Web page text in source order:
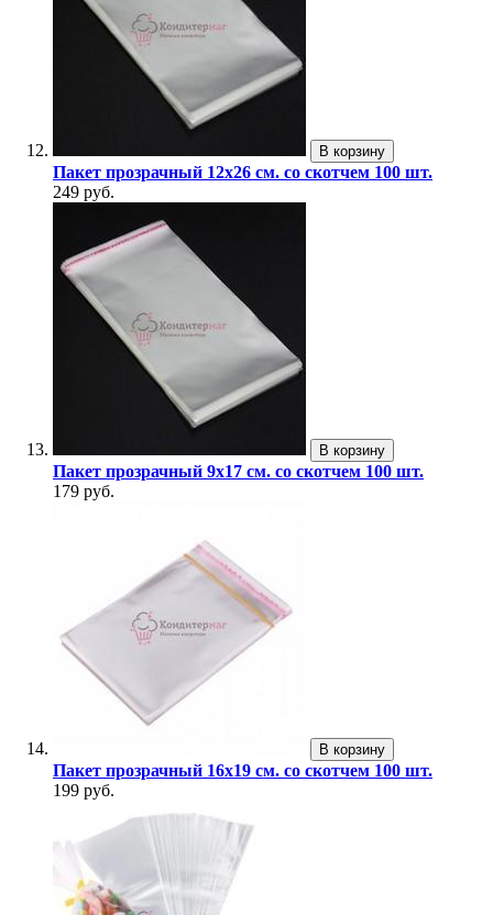
В корзину
Пакет прозрачный 12х26 см. со скотчем 100 шт.
249 руб.
В корзину
Пакет прозрачный 9х17 см. со скотчем 100 шт.
179 руб.
В корзину
Пакет прозрачный 16х19 см. со скотчем 100 шт.
199 руб.